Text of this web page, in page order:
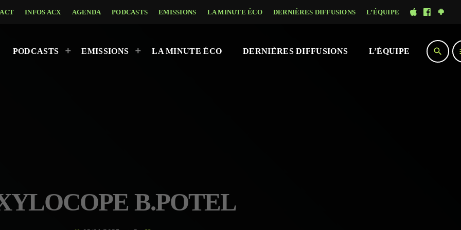
INFOS ACX AGENDA PODCASTS EMISSIONS LA MINUTE ÉCO DERNIÈRES DIFFUSIONS L’ÉQUIPE
PODCASTS EMISSIONS LA MINUTE ÉCO DERNIÈRES DIFFUSIONS L’ÉQUIPE search
B.POTEL